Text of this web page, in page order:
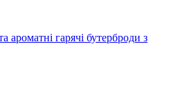
ароматні гарячі бутерброди з